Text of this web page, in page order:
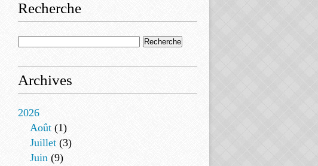
Recherche
Archives
2026
Août (1)
Juillet (3)
Juin (9)